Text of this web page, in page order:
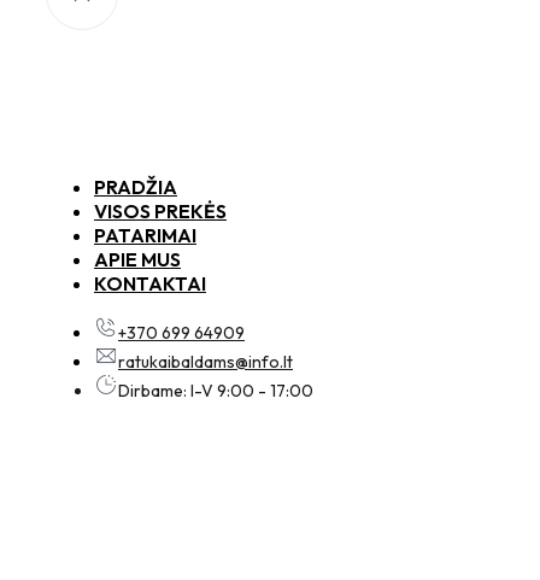
PRADŽIA
VISOS PREKĖS
PATARIMAI
APIE MUS
KONTAKTAI
+370 699 64909
ratukaibaldams@info.lt
Dirbame: I-V 9:00 - 17:00